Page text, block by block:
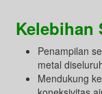
Kelebihan
Penampilan
metal
Mendukung